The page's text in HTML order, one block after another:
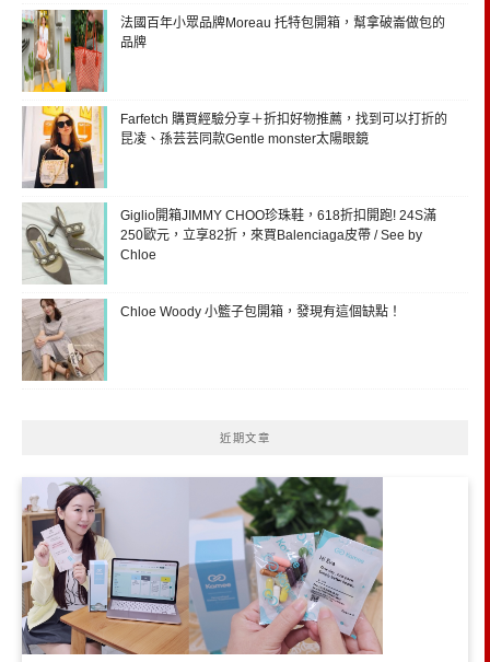
法國百年小眾品牌Moreau 托特包開箱，幫拿破崙做包的
品牌
Farfetch 購買經驗分享＋折扣好物推薦，找到可以打折的
昆凌、孫芸芸同款Gentle monster太陽眼鏡
Giglio開箱JIMMY CHOO珍珠鞋，618折扣開跑! 24S滿
250歐元，立享82折，來買Balenciaga皮帶 / See by
Chloe
Chloe Woody 小籃子包開箱，發現有這個缺點！
近期文章